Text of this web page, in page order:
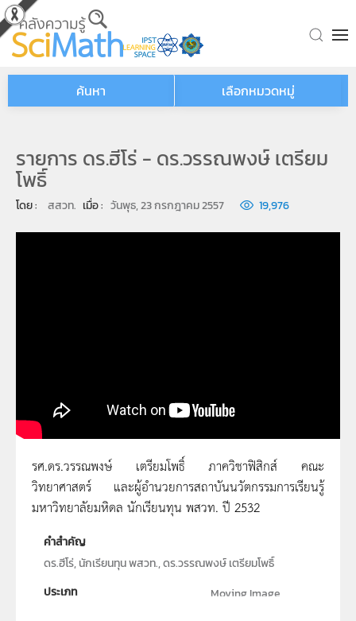
Skip to main content
ค้นหา เลือกหมวดหมู่
รายการ ดร.ฮีโร่ - ดร.วรรณพงษ์ เตรียม
โพธิ์
โดย : สสวท. เมื่อ : วันพุธ, 23 กรกฎาคม 2557 19,976
รศ.ดร.วรรณพงษ์ เตรียมโพธิ์
รศ.ดร.วรรณพงษ์ เตรียมโพธิ์ ภาควิชาฟิสิกส์ คณะ
วิทยาศาสตร์ และผู้อำนวยการสถาบันนวัตกรรมการเรียนรู้
มหาวิทยาลัยมหิดล นักเรียนทุน พสวท. ปี 2532
คำสำคัญ
ดร.ฮีโร่, นักเรียนทุน พสวท., ดร.วรรณพงษ์ เตรียมโพธิ์
ประเภท
Moving Image